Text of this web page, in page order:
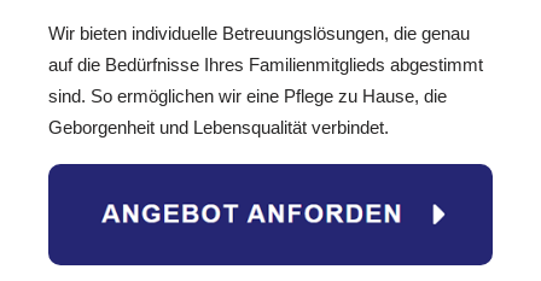
Wir bieten individuelle Betreuungslösungen, die genau
auf die Bedürfnisse Ihres Familienmitglieds abgestimmt
sind. So ermöglichen wir eine Pflege zu Hause, die
Geborgenheit und Lebensqualität verbindet.